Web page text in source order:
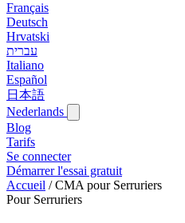
Français
Deutsch
Hrvatski
עברית
Italiano
Español
日本語
Nederlands
Blog‎
Tarifs
Se connecter
Démarrer l'essai gratuit
Accueil / CMA pour Serruriers
Pour Serruriers